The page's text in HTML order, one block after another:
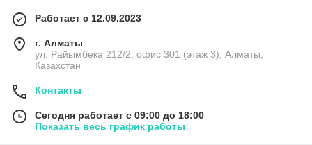
Работает с 12.09.2023
г. Алматы
ул. Райымбека 212/2, офис 301 (этаж 3), Алматы,
Казахстан
Контакты
Сегодня работает с 09:00 до 18:00
Показать весь график работы